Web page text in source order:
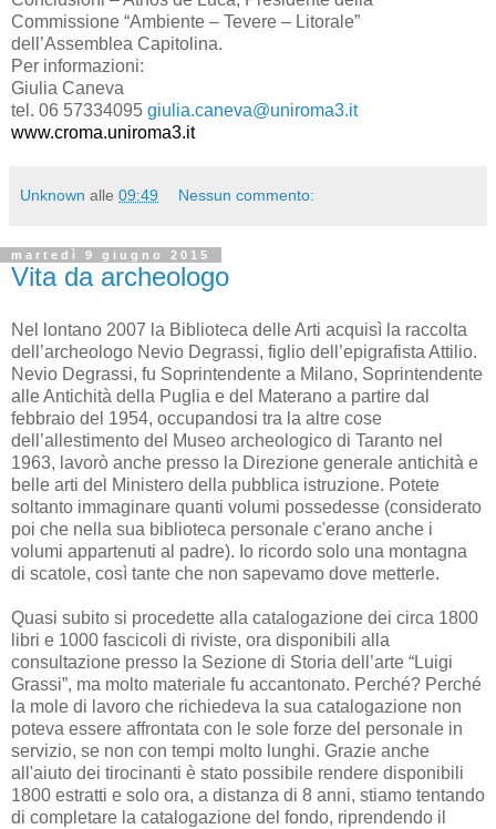
Commissione “Ambiente – Tevere – Litorale”
dell’Assemblea Capitolina.
Per informazioni:
Giulia Caneva
tel. 06 57334095 giulia.caneva@uniroma3.it
www.croma.uniroma3.it
Unknown alle 09:49 Nessun commento:
martedì 9 giugno 2015
Vita da archeologo
Nel lontano 2007 la Biblioteca delle Arti acquisì la raccolta
dell’archeologo Nevio Degrassi, figlio dell’epigrafista Attilio.
Nevio Degrassi, fu Soprintendente a Milano, Soprintendente
alle Antichità della Puglia e del Materano a partire dal
febbraio del 1954, occupandosi tra la altre cose
dell’allestimento del Museo archeologico di Taranto nel
1963, lavorò anche presso la Direzione generale antichità e
belle arti del Ministero della pubblica istruzione. Potete
soltanto immaginare quanti volumi possedesse (considerato
poi che nella sua biblioteca personale c'erano anche i
volumi appartenuti al padre). Io ricordo solo una montagna
di scatole, così tante che non sapevamo dove metterle.
Quasi subito si procedette alla catalogazione dei circa 1800
libri e 1000 fascicoli di riviste, ora disponibili alla
consultazione presso la Sezione di Storia dell’arte “Luigi
Grassi”, ma molto materiale fu accantonato. Perché? Perché
la mole di lavoro che richiedeva la sua catalogazione non
poteva essere affrontata con le sole forze del personale in
servizio, se non con tempi molto lunghi. Grazie anche
all'aiuto dei tirocinanti è stato possibile rendere disponibili
1800 estratti e solo ora, a distanza di 8 anni, stiamo tentando
di completare la catalogazione del fondo, riprendendo il